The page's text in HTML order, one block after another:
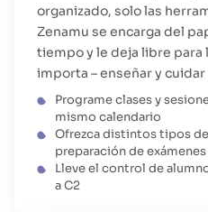
organizado, solo las
Zenamu se encarga del
tiempo y le deja libre para
importa – enseñar y
Programe clases y
mismo calendario
Ofrezca distintos tipos
preparación de exámenes
Lleve el control de
a C2